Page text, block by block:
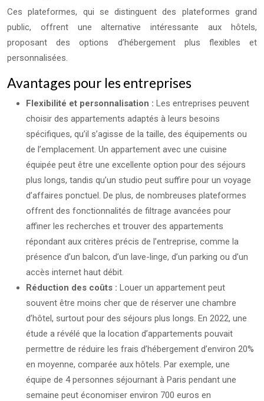
Ces plateformes, qui se distinguent des plateformes grand
public, offrent une alternative intéressante aux hôtels,
proposant des options d’hébergement plus flexibles et
personnalisées.
Avantages pour les entreprises
Flexibilité et personnalisation : Les entreprises peuvent
choisir des appartements adaptés à leurs besoins
spécifiques, qu’il s’agisse de la taille, des équipements ou
de l’emplacement. Un appartement avec une cuisine
équipée peut être une excellente option pour des séjours
plus longs, tandis qu’un studio peut suffire pour un voyage
d’affaires ponctuel. De plus, de nombreuses plateformes
offrent des fonctionnalités de filtrage avancées pour
affiner les recherches et trouver des appartements
répondant aux critères précis de l’entreprise, comme la
présence d’un balcon, d’un lave-linge, d’un parking ou d’un
accès internet haut débit.
Réduction des coûts : Louer un appartement peut
souvent être moins cher que de réserver une chambre
d’hôtel, surtout pour des séjours plus longs. En 2022, une
étude a révélé que la location d’appartements pouvait
permettre de réduire les frais d’hébergement d’environ 20%
en moyenne, comparée aux hôtels. Par exemple, une
équipe de 4 personnes séjournant à Paris pendant une
semaine peut économiser environ 700 euros en